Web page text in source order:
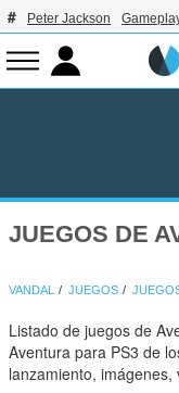
Peter Jackson
JUEGOS DE
VANDAL JUEGOS
Listado de juegos de
Aventura para PS3 de
lanzamiento,